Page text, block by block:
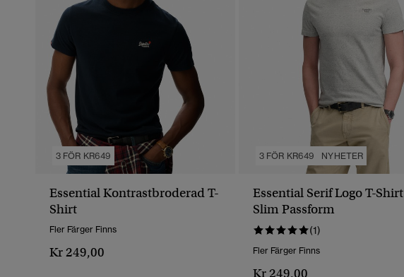
3 FÖR KR649
Essential Kontrastbroderad T-
Shirt
Fler Färger Finns
Kr 249,00
3 FÖR KR649 NYHETER
Essential Serif Logo T-Shirt
Slim Passform
(1)
Fler Färger Finns
Kr 249,00